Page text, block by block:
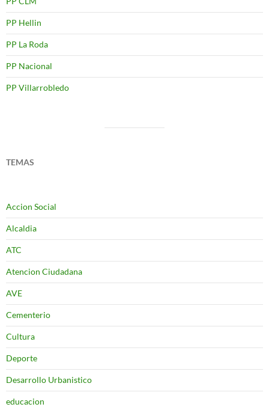
PP Hellin
PP La Roda
PP Nacional
PP Villarrobledo
TEMAS
Accion Social
Alcaldia
ATC
Atencion Ciudadana
AVE
Cementerio
Cultura
Deporte
Desarrollo Urbanistico
educacion